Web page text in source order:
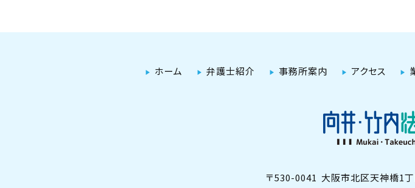
ホーム 弁護士紹介 事務所案内 アクセス
〒530-0041 大阪市北区天神橋1